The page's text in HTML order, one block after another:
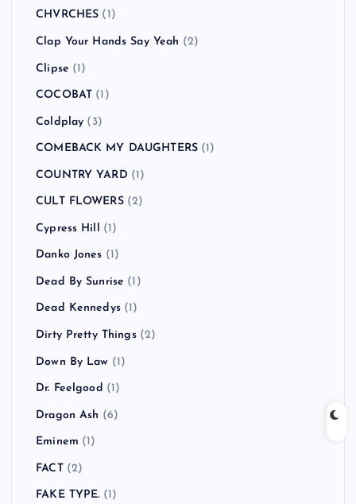
CHVRCHES (1)
Clap Your Hands Say Yeah (2)
Clipse (1)
COCOBAT (1)
Coldplay (3)
COMEBACK MY DAUGHTERS (1)
COUNTRY YARD (1)
CULT FLOWERS(2)
Cypress Hill (1)
Danko Jones (1)
Dead By Sunrise (1)
Dead Kennedys(1)
Dirty Pretty Things(2)
Down By Law (1)
Dr. Feelgood (1)
Dragon Ash (6)
Eminem (1)
FACT(2)
FAKE TYPE. (1)